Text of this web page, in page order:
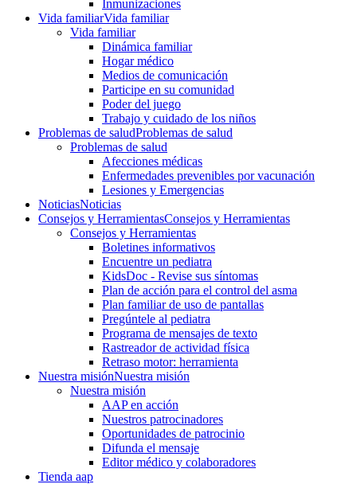
Inmunizaciones
Vida familiarVida familiar
Vida familiar
Dinámica familiar
Hogar médico
Medios de comunicación
Participe en su comunidad
Poder del juego
Trabajo y cuidado de los niños
Problemas de saludProblemas de salud
Problemas de salud
Afecciones médicas
Enfermedades prevenibles por vacunación
Lesiones y Emergencias
NoticiasNoticias
Consejos y HerramientasConsejos y Herramientas
Consejos y Herramientas
Boletines informativos
Encuentre un pediatra
KidsDoc - Revise sus síntomas
Plan de acción para el control del asma
Plan familiar de uso de pantallas
Pregúntele al pediatra
Programa de mensajes de texto
Rastre​​ador de activida​d física
Retraso motor: herramienta
Nuestra misiónNuestra misión
Nuestra misión
AAP en acción
Nuestros patrocinadores
Oportunidades de patrocinio
Difunda el mensaje
Editor médico y colaboradores
Tienda aap